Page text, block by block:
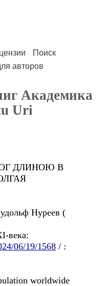
Поиск
авторов
Академика
Uri
ДЛИНОЮ В
Нуреев (
века:
06/19/1568 / :
worldwide